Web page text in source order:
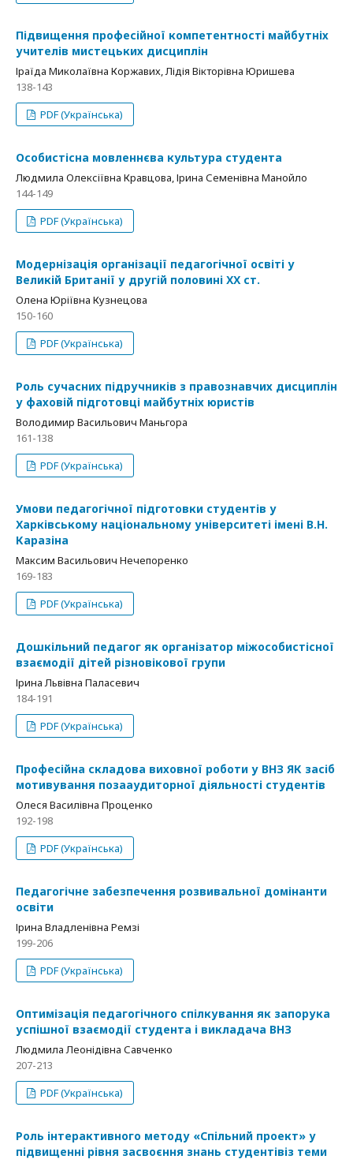
Підвищення професійної компетентності майбутніх
учителів мистецьких дисциплін
Іраїда Миколаївна Коржавих, Лідія Вікторівна Юришева
138-143
PDF (Українська)
Особистісна мовленнєва культура студента
Людмила Олексіївна Кравцова, Ірина Семенівна Манойло
144-149
PDF (Українська)
Модернізація організації педагогічної освіті у
Великій Британії у другій половині ХХ ст.
Олена Юріївна Кузнецова
150-160
PDF (Українська)
Роль сучасних підручників з правознавчих дисциплін
у фаховій підготовці майбутніх юристів
Володимир Васильович Маньгора
161-138
PDF (Українська)
Умови педагогічної підготовки студентів у
Харківському національному університеті імені В.Н.
Каразіна
Максим Васильович Нечепоренко
169-183
PDF (Українська)
Дошкільний педагог як організатор міжособистісної
взаємодії дітей різновікової групи
Ірина Львівна Паласевич
184-191
PDF (Українська)
Професійна складова виховної роботи у ВНЗ ЯК засіб
мотивування позааудиторної діяльності студентів
Олеся Василівна Проценко
192-198
PDF (Українська)
Педагогічне забезпечення розвивальної домінанти
освіти
Ірина Владленівна Ремзі
199-206
PDF (Українська)
Оптимізація педагогічного спілкування як запорука
успішної взаємодії студента і викладача ВНЗ
Людмила Леонідівна Савченко
207-213
PDF (Українська)
Роль інтерактивного методу «Спільний проект» у
підвищенні рівня засвоєння знань студентівіз теми